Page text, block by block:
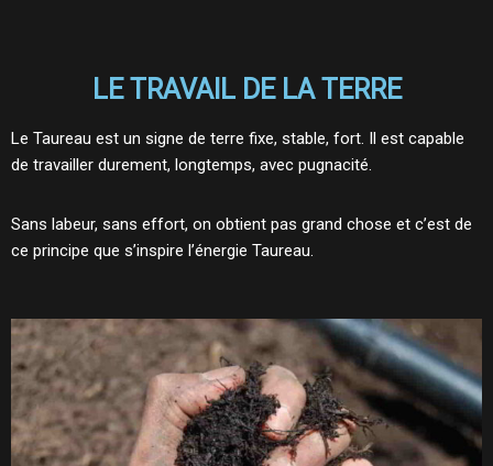
LE TRAVAIL DE LA TERRE
Le Taureau est un signe de terre fixe, stable, fort. Il est capable
de travailler durement, longtemps, avec pugnacité.
Sans labeur, sans effort, on obtient pas grand chose et c’est de
ce principe que s’inspire l’énergie Taureau.